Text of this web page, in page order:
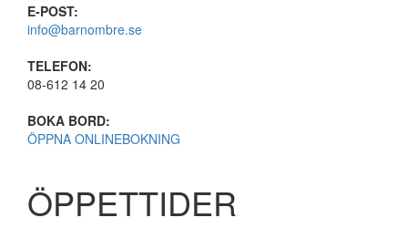
E-POST:
info@barnombre.se
TELEFON:
08-612 14 20
BOKA BORD:
ÖPPNA ONLINEBOKNING
ÖPPETTIDER